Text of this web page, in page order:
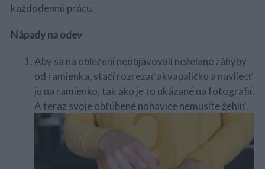
každodennú prácu.
Nápady na odev
Aby sa na oblečení neobjavovali neželané záhyby
od ramienka, stačí rozrezať akvapaličku a navliecť
ju na ramienko, tak ako je to ukázané na fotografii.
A teraz svoje obľúbené nohavice nemusíte žehliť.